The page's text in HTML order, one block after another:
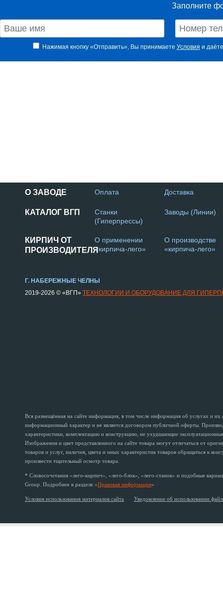
Заполните
Нажимая кнопку «Отправить», Вы принимаете Условия и
О ЗАВОДЕ Оплата Доставка
КАТАЛОГ ВГП
Станки
(Гиперпрессы)
Заводы (Линии)
КИРПИЧ ОТ
ПРОИЗВОДИТЕЛЯ
О применении
«кирпича-лего»
О производстве
«кирпича-лего»
Г. НАБЕРЕЖНЫЕ ЧЕЛНЫ
2019-2026 © «ВГП» ТЕХНОЛОГИИ И ОБОРУДОВАНИЕ ДЛЯ
Вся размещённая на сайте информация, в том числе информация об услугах и
информационный характер и не является договором публичной оферты.
характеристики, комплектацию и конструкцию, не ухудшающие
Изображения и цвет представленного на сайте товара могут отличаться от
товаров и услуг, наличия, цвета и иных характеристик товаров обращаться к
произвести тщательный осмотр товара.
* Словосочетания «лего-кирпич», «лего-блок», «лего-станок» и подобные
Group. Подробнее в разделе «Правовая информация»
Условия использования материалов сайта Уведомление об использовании